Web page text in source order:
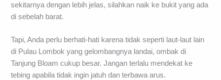
sekitarnya dengan lebih jelas, silahkan naik ke bukit yang ada
di sebelah barat.
Tapi, Anda perlu berhati-hati karena tidak seperti laut-laut lain
di Pulau Lombok yang gelombangnya landai, ombak di
Tanjung Bloam cukup besar. Jangan terlalu mendekat ke
tebing apabila tidak ingin jatuh dan terbawa arus.